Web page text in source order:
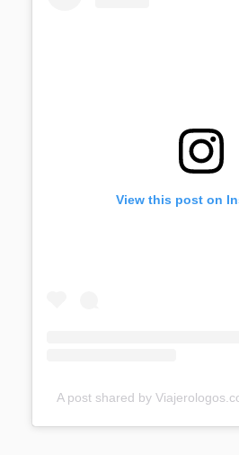
View this post on
A post shared by